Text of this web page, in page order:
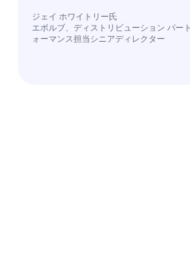
ジェイ ホワイトリー氏
エボルブ、ディストリビューション パー
ォーマンス担当シニアディレクター